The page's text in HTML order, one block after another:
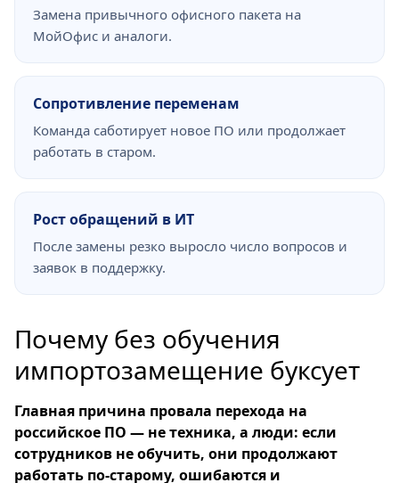
Замена привычного офисного пакета на
МойОфис и аналоги.
Сопротивление переменам
Команда саботирует новое ПО или продолжает
работать в старом.
Рост обращений в ИТ
После замены резко выросло число вопросов и
заявок в поддержку.
Почему без обучения
импортозамещение буксует
Главная причина провала перехода на
российское ПО — не техника, а люди: если
сотрудников не обучить, они продолжают
работать по-старому, ошибаются и